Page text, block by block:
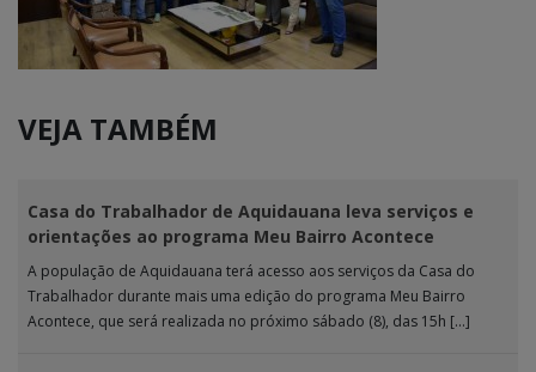
VEJA TAMBÉM
Casa do Trabalhador de Aquidauana leva serviços e
orientações ao programa Meu Bairro Acontece
A população de Aquidauana terá acesso aos serviços da Casa do
Trabalhador durante mais uma edição do programa Meu Bairro
Acontece, que será realizada no próximo sábado (8), das 15h […]